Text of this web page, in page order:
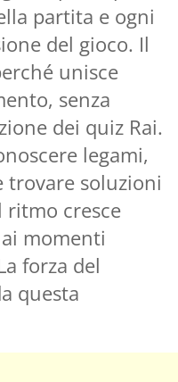
partita e ogni
del gioco. Il
unisce
senza
dei quiz Rai.
legami,
trovare soluzioni
ritmo cresce
momenti
forza del
questa